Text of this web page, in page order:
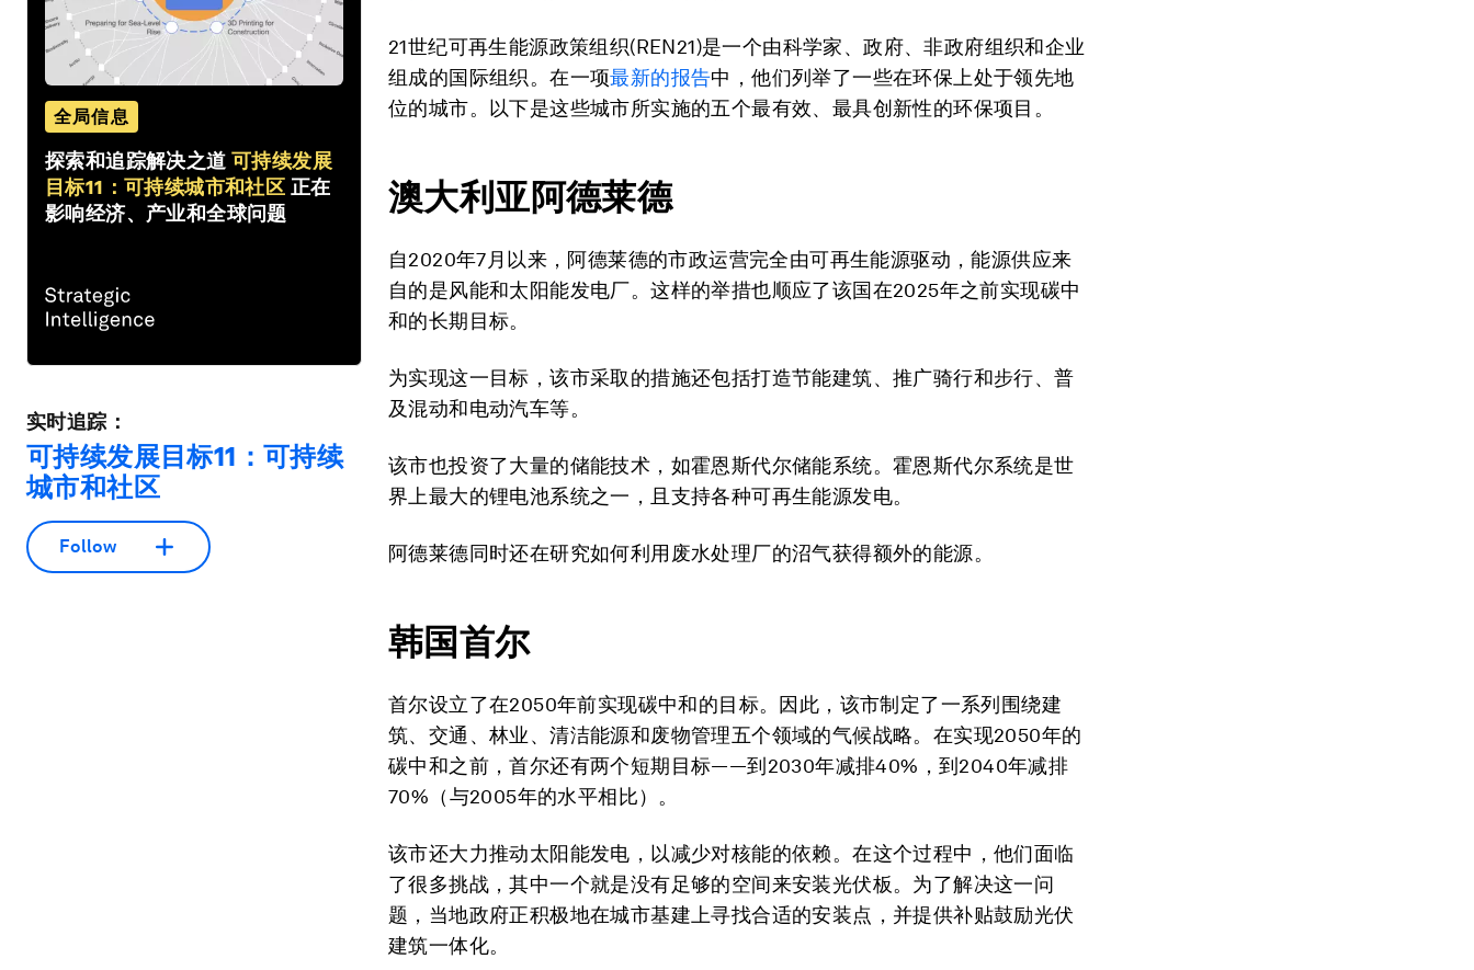
全局信息
探索和追踪解决之道 可持续发展
目标11：可持续城市和社区 正在
影响经济、产业和全球问题
实时追踪：
可持续发展目标11：可持续
城市和社区
Follow
21世纪可再生能源政策组织(REN21)是一个由科学家、政府、非政府组织和企业
组成的国际组织。在一项最新的报告中，他们列举了一些在环保上处于领先地
位的城市。以下是这些城市所实施的五个最有效、最具创新性的环保项目。
澳大利亚阿德莱德
自2020年7月以来，阿德莱德的市政运营完全由可再生能源驱动，能源供应来
自的是风能和太阳能发电厂。这样的举措也顺应了该国在2025年之前实现碳中
和的长期目标。
为实现这一目标，该市采取的措施还包括打造节能建筑、推广骑行和步行、普
及混动和电动汽车等。
该市也投资了大量的储能技术，如霍恩斯代尔储能系统。霍恩斯代尔系统是世
界上最大的锂电池系统之一，且支持各种可再生能源发电。
阿德莱德同时还在研究如何利用废水处理厂的沼气获得额外的能源。
韩国首尔
首尔设立了在2050年前实现碳中和的目标。因此，该市制定了一系列围绕建
筑、交通、林业、清洁能源和废物管理五个领域的气候战略。在实现2050年的
碳中和之前，首尔还有两个短期目标——到2030年减排40%，到2040年减排
70%（与2005年的水平相比）。
该市还大力推动太阳能发电，以减少对核能的依赖。在这个过程中，他们面临
了很多挑战，其中一个就是没有足够的空间来安装光伏板。为了解决这一问
题，当地政府正积极地在城市基建上寻找合适的安装点，并提供补贴鼓励光伏
建筑一体化。